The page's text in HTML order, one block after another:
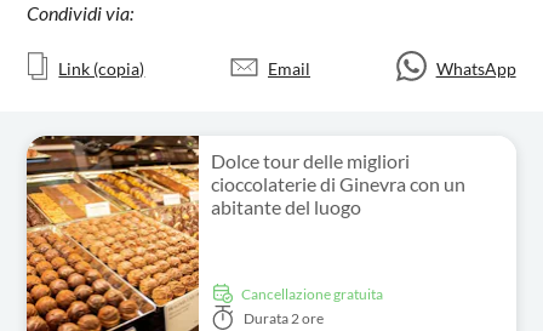
Condividi via:
Link (copia) Email WhatsApp
Dolce tour delle migliori
cioccolaterie di Ginevra con un
abitante del luogo
Cancellazione gratuita
Durata 2 ore